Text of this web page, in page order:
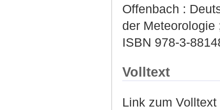
Offenbach :
der Meteorologie
ISBN 978-3-
Volltext
Link zum